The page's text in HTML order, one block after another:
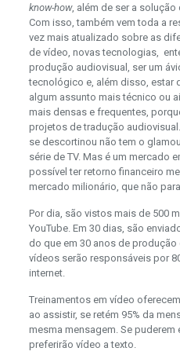
know-how, além de ser a
Com isso, também vem toda a
vez mais atualizado sobre as
de vídeo, novas tecnologias,
produção audiovisual, ser um
tecnológico e, além disso, estar
algum assunto mais técnico ou
mais densas e frequentes,
projetos de tradução
se descortinou não tem o
série de TV. Mas é um mercado
possível ter retorno financeiro
mercado milionário, que não
Por dia, são vistos mais de 500
YouTube. Em 30 dias, são
do que em 30 anos de produção
vídeos serão responsáveis por
internet.
Treinamentos em vídeo
ao assistir, se retém 95% da
mesma mensagem. Se puderem
preferirão vídeo a texto.